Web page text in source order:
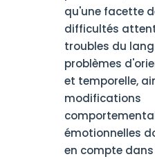
qu'une facette
difficultés
troubles du
problèmes
et temporelle,
modifications
émotionnelles
en compte